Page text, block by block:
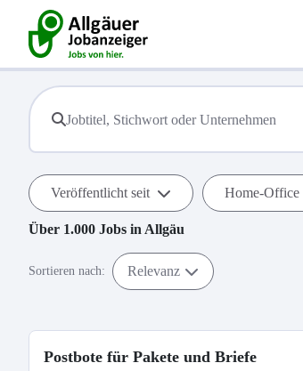
Veröffentlicht seit Home-Office
Über 1.000 Jobs in Allgäu
Sortieren nach: Relevanz
Postbote für Pakete und Briefe